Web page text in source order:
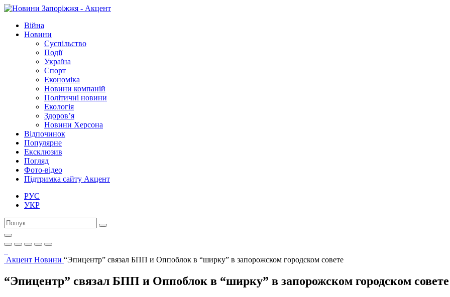
Війна
Новини
Суспільство
Події
Україна
Спорт
Економіка
Новини компаній
Політичні новини
Екологія
Здоров’я
Новини Херсона
Відпочинок
Популярне
Ексклюзив
Погляд
Фото-відео
Підтримка сайту Акцент
РУС
УКР
Акцент Новини “Эпицентр” связал БПП и Оппоблок в “ширку” в запорожском городском совете
“Эпицентр” связал БПП и Оппоблок в “ширку” в запорожском городском совете